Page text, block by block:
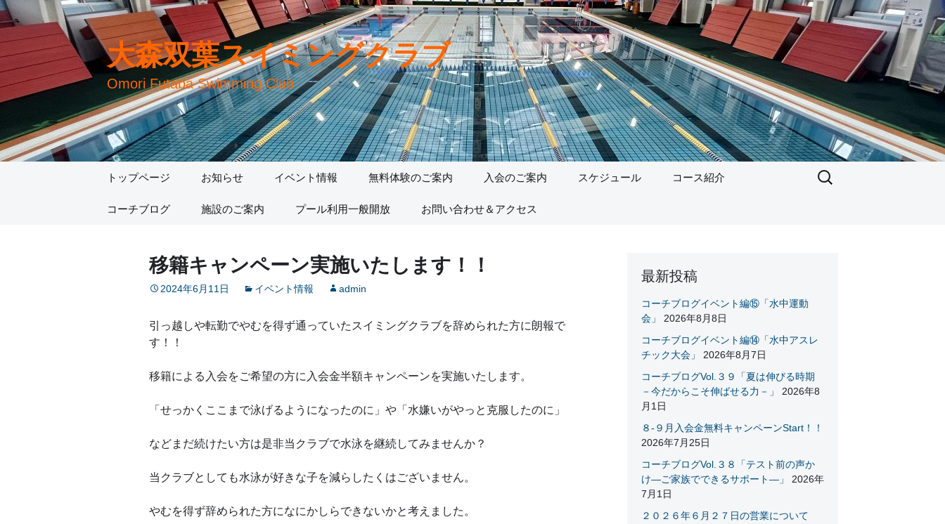
大森双葉スイミングクラブ
Omori Futaba Swimming Club
トップページ お知らせ イベント情報 無料体験のご案内 入会のご案内 スケジュール コース紹介
学童コース
選手育成コース
成人コース
コーチブログ 施設のご案内 プール利用一般開放 お問い合わせ＆アクセス
検
移籍キャンペーン実施いたします！！
2024年6月11日 イベント情報 admin
引っ越しや転勤でやむを得ず通っていたスイミングクラブを辞められた方に朗報で
す！！
移籍による入会をご希望の方に入会金半額キャンペーンを実施いたします。
「せっかくここまで泳げるようになったのに」や「水嫌いがやっと克服したのに」
などまだ続けたい方は是非当クラブで水泳を継続してみませんか？
当クラブとしても水泳が好きな子を減らしたくはございません。
やむを得ず辞められた方になにかしらできないかと考えました。
最新投稿
コーチブログイベント編⑮「水中運動
会」
2026年8月8日
コーチブログイベント編⑭「水中アスレ
チック大会」
2026年8月7日
コーチブログVol.３９「夏は伸びる時期
－今だからこそ伸ばせる力－」
2026年8
月1日
８-９月入会金無料キャンペーンStart！！
2026年7月25日
コーチブログVol.３８「テスト前の声か
け―ご家族でできるサポート―」
2026年
7月1日
２０２６年６月２７日の営業について